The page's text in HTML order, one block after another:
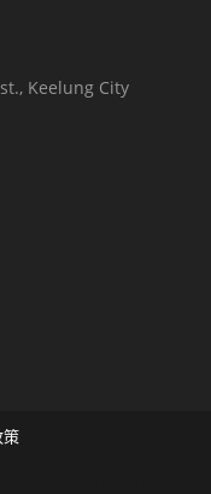
Keelung City
策